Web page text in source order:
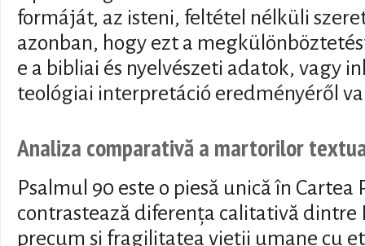
formáját, az isteni, feltétel nélküli
azonban, hogy ezt a
e a bibliai és nyelvészeti adatok, vagy
teológiai interpretáció eredményéről
Analiza comparativă a martorilor
Psalmul 90 este o piesă unică în Cartea
contrastează diferența calitativă dintre
precum și fragilitatea vieții umane cu